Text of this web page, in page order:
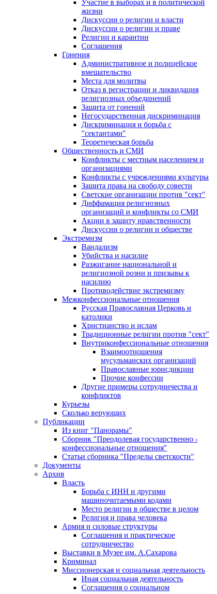
Участие в выборах и в политической
жизни
Дискуссии о религии и власти
Дискуссии о религии и праве
Религии и карантин
Соглашения
Гонения
Административное и полицейское
вмешательство
Места для молитвы
Отказ в регистрации и ликвидация
религиозных объединений
Защита от гонений
Негосударственная дискриминация
Дискриминация и борьба с
"сектантами"
Теоретическая борьба
Общественность и СМИ
Конфликты с местным населением и
организациями
Конфликты с учреждениями культуры
Защита права на свободу совести
Светские организации против "сект"
Диффамация религиозных
организаций и конфликты со СМИ
Акции в защиту нравственности
Дискуссии о религии и обществе
Экстремизм
Вандализм
Убийства и насилие
Разжигание национальной и
религиозной розни и призывы к
насилию
Противодействие экстремизму
Межконфессиональные отношения
Русская Православная Церковь и
католики
Христианство и ислам
Традиционные религии против "сект"
Внутриконфессиональные отношения
Взаимоотношения
мусульманских организаций
Православные юрисдикции
Прочие конфессии
Другие примеры сотрудничества и
конфликтов
Курьезы
Сколько верующих
Публикации
Из книг "Панорамы"
Сборник "Преодолевая государственно -
конфессиональные отношения"
Статьи сборника "Пределы светскости"
Документы
Архив
Власть
Борьба с ИНН и другими
машиночитаемыми кодами
Место религии в обществе в целом
Религия и права человека
Армия и силовые структуры
Соглашения и практическое
сотрудничество
Выставки в Музее им. А.Сахарова
Криминал
Миссионерская и социальная деятельность
Иная социальная деятельность
Соглашения о социальном